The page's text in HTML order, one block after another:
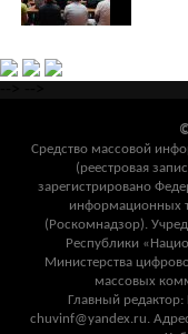
Средство массовой
(реестровая
зарегистрировано
информационных
(Роскомнадзор).
Республики
Министерства
массовых
Главный
chuvinf@yandex.ru.